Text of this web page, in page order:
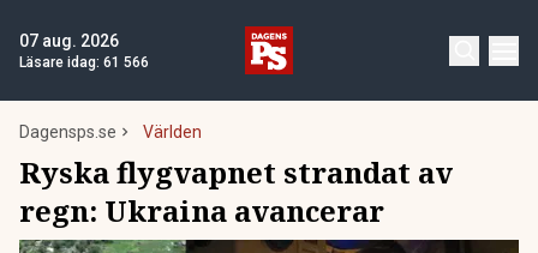
07 aug. 2026
Läsare idag: 61 566
Dagensps.se Världen
Ryska flygvapnet strandat av
regn: Ukraina avancerar